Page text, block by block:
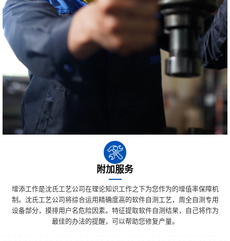
附加服务
增添工作是沈氏工艺公司在理论知识工作之下为您作为的增值率保障机
制。沈氏工艺公司将综合运用精确度高的软件自测工艺，周全自测专用
设备部分，摸排用户名危险因素。特征提取软件自测结杲，自己将作为
最佳的办法的提醒，可以帮助您修复产量。